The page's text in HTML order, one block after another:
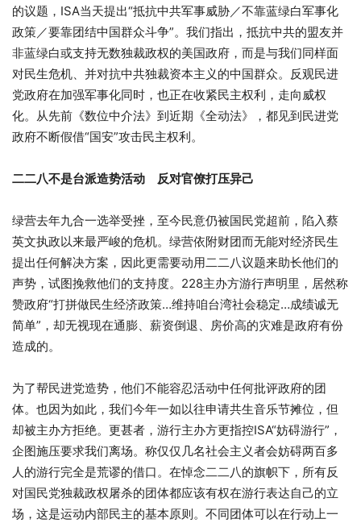
的议题，ISA当天提出“抵抗中共军事威胁／不靠蓝绿白军事化
政策／要靠团结中国群众斗争”。我们指出，抵抗中共的盟友并
非蓝绿白或支持无数独裁政权的美国政府，而是与我们同样面
对民生危机、并对抗中共独裁资本主义的中国群众。反观民进
党政府在加强军事化同时，也正在收紧民主权利，走向威权
化。从先前《数位中介法》到近期《全动法》，都见到民进党
政府不断假借“国安”攻击民主权利。
二二八不是台派造势活动 反对官僚打压异己
绿营去年九合一选举受挫，至今民意仍被国民党超前，陷入蔡
英文执政以来最严峻的危机。绿营依附财团而无能对经济民生
提出任何解决方案，因此更需要动用二二八议题来助长他们的
声势，试图挽救他们的支持度。228主办方游行声明里，居然称
赞政府“打拼做民生经济政策…维持咱台湾社会稳定…成绩诚无
简单”，却无视现在通膨、薪资倒退、房价高的灾难是政府有份
造成的。
为了帮民进党造势，他们不能容忍活动中任何批评政府的团
体。也因为如此，我们今年一如以往申请共生音乐节摊位，但
却被主办方拒绝。更甚者，游行主办方更指控ISA“妨碍游行”，
企图施压要求我们离场。称仅仅几名社会主义者会妨碍两百多
人的游行完全是荒谬的借口。在悼念二二八的旗帜下，所有反
对国民党独裁政权屠杀的团体都应该有权在游行表达自己的立
场，这是运动内部民主的基本原则。不同团体可以在行动上一